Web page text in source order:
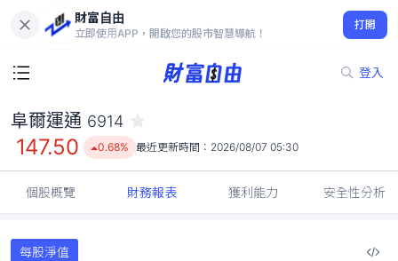
財富自由
立即使用APP，開啟您的股市智慧導航！
打開
登入
147.50
0.68%
阜爾運通 6914
147.50 0.68% 最近更新時間： 2026/08/07 05:30
個股概覽 財務報表 獲利能力 安全性分析
每股淨值